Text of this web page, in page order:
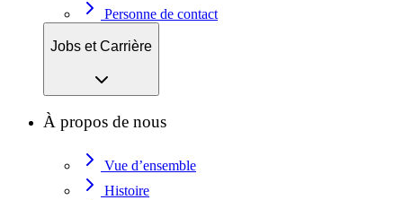
Personne de contact
Jobs et Carrière
À propos de nous
Vue d’ensemble
Histoire